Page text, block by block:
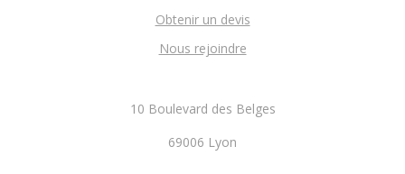
Obtenir un devis
Nous rejoindre
10 Boulevard des Belges
69006 Lyon